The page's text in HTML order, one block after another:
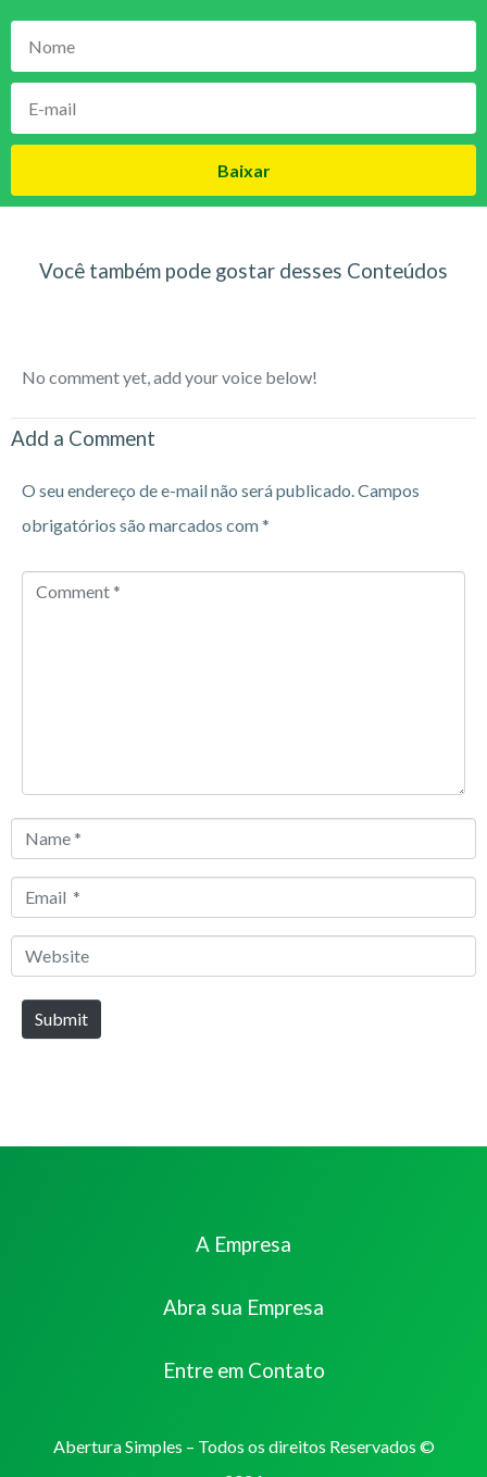
Baixar
Você também pode gostar desses Conteúdos
No comment yet, add your voice below!
Add a Comment
O seu endereço de e-mail não será publicado.Campos
obrigatórios são marcados com*
Comment
Name
Email
Website
Submit
A Empresa
Abra sua Empresa
Entre em Contato
Abertura Simples – Todos os direitos Reservados ©